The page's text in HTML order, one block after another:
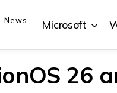
News Microsoft
26